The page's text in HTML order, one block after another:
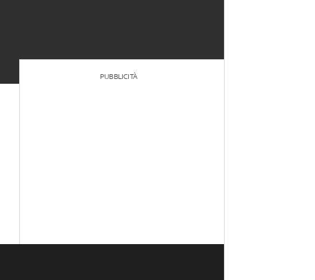
PUBBLICITÀ